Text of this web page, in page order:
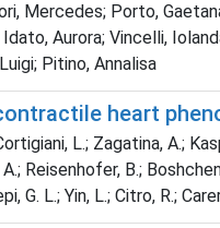
Mercedes; Porto,
Aurora; Vincelli,
Pitino, Annalisa
heart
L.; Zagatina, A.;
Reisenhofer, B.;
G. L.; Yin, L.; Citro, R.;